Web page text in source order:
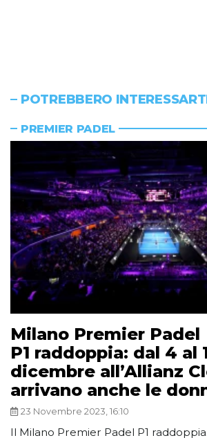
POTREBBERO
PREMIER PADEL
Milano Premier Padel
P1 raddoppia: dal 4 al
dicembre all’Allianz
arrivano anche le
23 Novembre 2023, 16:10
Il Milano Premier Padel P1